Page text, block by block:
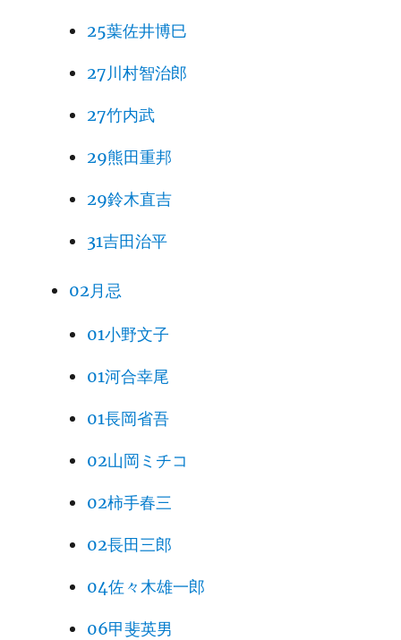
25葉佐井博巳
27川村智治郎
27竹内武
29熊田重邦
29鈴木直吉
31吉田治平
02月忌
01小野文子
01河合幸尾
01長岡省吾
02山岡ミチコ
02柿手春三
02長田三郎
04佐々木雄一郎
06甲斐英男